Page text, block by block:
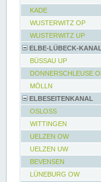
KADE
WUSTERWITZ OP
WUSTERWITZ UP
ELBE-LÜBECK-KANAL
BÜSSAU UP
DONNERSCHLEUSE
MÖLLN
ELBESEITENKANAL
OSLOSS
WITTINGEN
UELZEN OW
UELZEN UW
BEVENSEN
LÜNEBURG OW